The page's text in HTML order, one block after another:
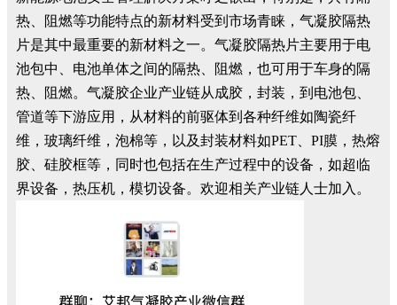
热、阻燃等功能特点的新材料受到市场青睐，气凝胶隔热
片是其中最重要的新材料之一。气凝胶隔热片主要用于电
池包中、电池单体之间的隔热、阻燃，也可用于车身的隔
热、阻燃。气凝胶企业产业链从成胶，封装，到电池包、
管道等下游应用，从材料的前驱体到各种纤维如陶瓷纤
维，玻璃纤维，泡棉等，以及封装材料如PET、PI膜，热熔
胶、硅胶框等，同时也包括在生产过程中的设备，如超临
界设备，热压机，模切设备。欢迎相关产业链人士加入。